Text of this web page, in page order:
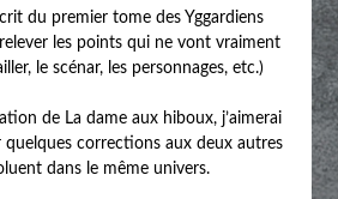
du premier tome des Yggardiens
les points qui ne vont vraiment
le scénar, les personnages, etc.)
de La dame aux hiboux, j’aimerai
quelques corrections aux deux autres
dans le même univers.